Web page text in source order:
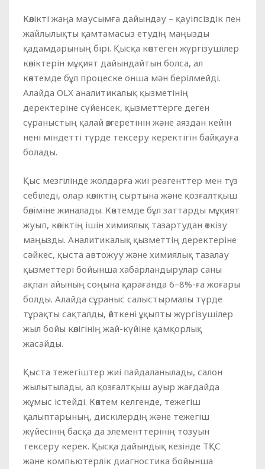
Көлікті жаңа маусымға дайындау – қауіпсіздік пен
жайлылықты қамтамасыз етудің маңызды
қадамдарының бірі. Қысқа көптеген жүргізушілер
көліктерін мұқият дайындайтын болса, ал
көктемде бұл процеске онша мән берілмейді.
Алайда OLX аналитикалық қызметінің
деректеріне сүйенсек, қызметтерге деген
сұраныстың қалай өзгеретінін және аяздан кейін
нені міндетті түрде тексеру керектігін байқауға
болады.
Қыс мезгілінде жолдарға жиі реагенттер мен тұз
себіледі, олар көліктің сыртына және қозғалтқыш
бөліміне жиналады. Көктемде бұл заттарды мұқият
жуып, көліктің ішін химиялық тазартудан өткізу
маңызды. Аналитикалық қызметтің деректеріне
сәйкес, қыста автожуу және химиялық тазалау
қызметтері бойынша хабарландырулар саны
ақпан айының соңына қарағанда 6–8%-ға жоғары
болды. Алайда сұраныс салыстырмалы түрде
тұрақты сақталды, өйткені ұқыпты жүргізушілер
жыл бойы көлігінің жай-күйіне қамқорлық
жасайды.
Қыста тежегіштер жиі пайдаланылады, салон
жылытылады, ал қозғалтқыш ауыр жағдайда
жұмыс істейді. Көктем келгенде, тежегіш
қалыптарының, дискілердің және тежегіш
жүйесінің басқа да элементтерінің тозуын
тексеру керек. Қысқа дайындық кезінде ТҚС
және компьютерлік диагностика бойынша